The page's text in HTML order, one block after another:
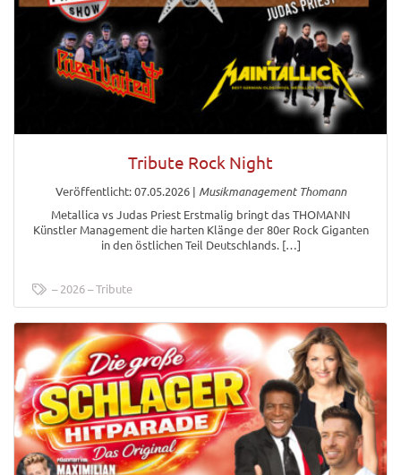
Tribute Rock Night
Veröffentlicht: 07.05.2026| Musikmanagement Thomann
Metallica vs Judas Priest Erstmalig bringt das THOMANN
Künstler Management die harten Klänge der 80er Rock Giganten
in den östlichen Teil Deutschlands. […]
2026 Tribute